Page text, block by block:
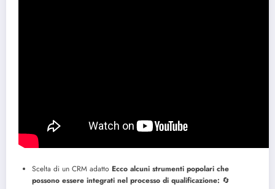
Scelta di un CRM adatto Ecco alcuni strumenti popolari che
possono essere integrati nel processo di qualificazione: 🔄